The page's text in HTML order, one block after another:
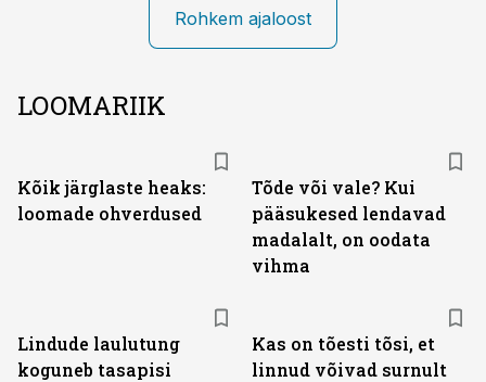
Rohkem ajaloost
LOOMARIIK
Kõik järglaste heaks:
loomade ohverdused
Tõde või vale? Kui
pääsukesed lendavad
madalalt, on oodata
vihma
Lindude laulutung
koguneb tasapisi
Kas on tõesti tõsi, et
linnud võivad surnult